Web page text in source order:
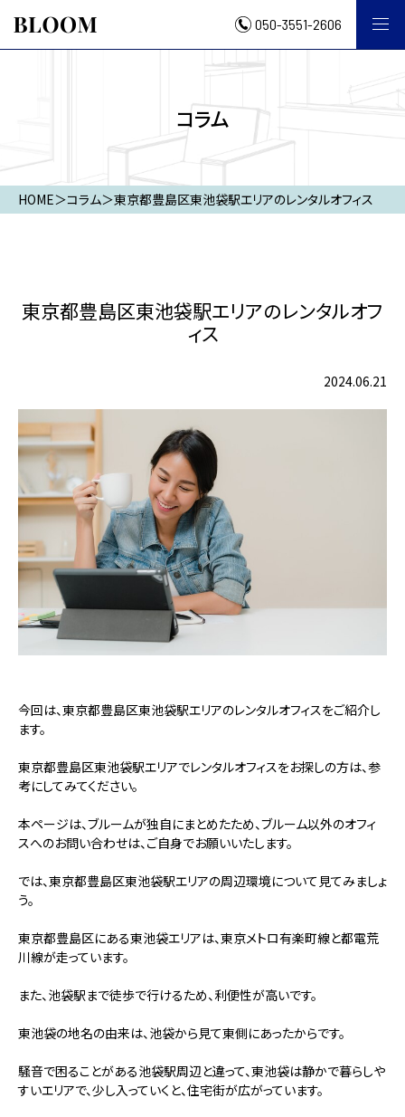
050-3551-2606
コラム
HOME＞コラム＞東京都豊島区東池袋駅エリアのレンタルオフィス
東京都豊島区東池袋駅エリアのレンタルオフ
ィス
2024.06.21
今回は、東京都豊島区東池袋駅エリアのレンタルオフィスをご紹介し
ます。
東京都豊島区東池袋駅エリアでレンタルオフィスをお探しの方は、参
考にしてみてください。
本ページは、ブルームが独自にまとめたため、ブルーム以外のオフィ
スへのお問い合わせは、ご自身でお願いいたします。
では、東京都豊島区東池袋駅エリアの周辺環境について見てみましょ
う。
東京都豊島区にある東池袋エリアは、東京メトロ有楽町線と都電荒
川線が走っています。
また、池袋駅まで徒歩で行けるため、利便性が高いです。
東池袋の地名の由来は、池袋から見て東側にあったからです。
騒音で困ることがある池袋駅周辺と違って、東池袋は静かで暮らしや
すいエリアで、少し入っていくと、住宅街が広がっています。